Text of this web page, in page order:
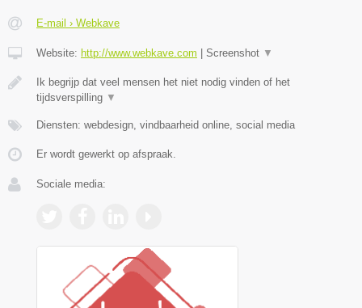
E-mail › Webkave
Website: http://www.webkave.com Screenshot ▼
Ik begrijp dat veel mensen het niet nodig vinden of het
tijdsverspilling ▼
Diensten: webdesign, vindbaarheid online, social media
Er wordt gewerkt op afspraak.
Sociale media: